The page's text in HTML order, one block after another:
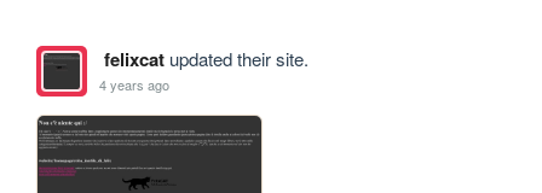
felixcatupdated their site.
4 years ago